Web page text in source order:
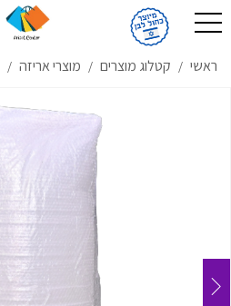
ראשי / קטלוג מוצרים / מוצרי אריזה /